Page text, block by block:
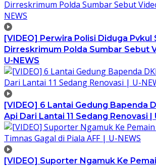
[VIDEO] Perwira Polisi Diduga Pvkul
Dirreskrimum Polda Sumbar Sebut
U-NEWS
[VIDEO] 6 Lantai Gedung Bapenda
Api Dari Lantai 11 Sedang Renovasi |
[VIDEO] Suporter Ngamuk Ke